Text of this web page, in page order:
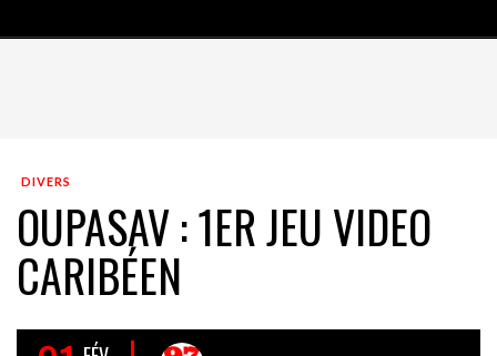
DIVERS
OUPASAV : 1ER JEU VIDEO
CARIBÉEN